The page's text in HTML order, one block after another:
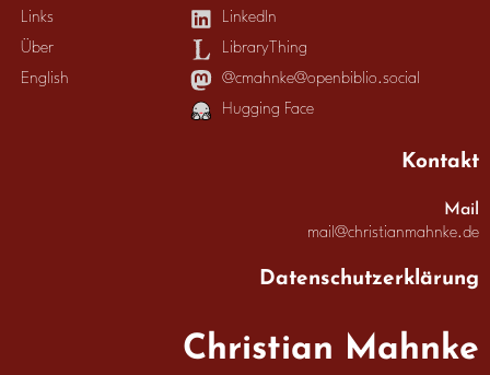
Links
Über
English
LinkedIn
LibraryThing
@cmahnke@openbiblio.social
Hugging Face
Kontakt
Mail
mail@christianmahnke.de
Datenschutzerklärung
Christian Mahnke